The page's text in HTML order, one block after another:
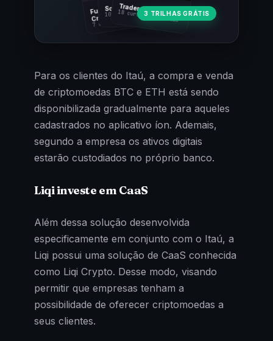
Fundamentos
Cripto
7 cursos · 31 aulas
Trader Cripto
18 cursos · 80 aulas
Soberania Bitcoin
10 cursos · 44 aulas3 TRILHAS GRÁTIS
Para os clientes do Itaú, a compra e venda
de criptomoedas BTC e ETH está sendo
disponibilizada gradualmente para aqueles
cadastrados no aplicativo íon. Ademais,
segundo a empresa os ativos digitais
estarão custodiados no próprio banco.
Liqi investe em CaaS
Além dessa solução desenvolvida
especificamente em conjunto com o Itaú, a
Liqi possui uma solução de CaaS conhecida
como Liqi Crypto. Desse modo, visando
permitir que empresas tenham a
possibilidade de oferecer criptomoedas a
seus clientes.